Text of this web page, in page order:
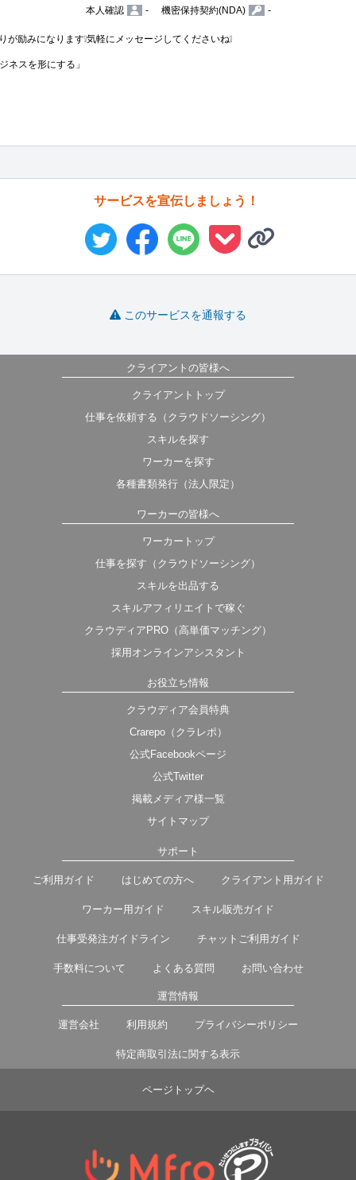
本人確認
- 機密保持契約(NDA) -
励みになります❕️気軽にメッセージしてくださいね❕️
ネスを形にする」
サービスを宣伝しましょう！
このサービスを通報する
クライアントの皆様へ
クライアントトップ
仕事を依頼する（クラウドソーシング）
スキルを探す
ワーカーを探す
各種書類発行（法人限定）
ワーカーの皆様へ
ワーカートップ
仕事を探す（クラウドソーシング）
スキルを出品する
スキルアフィリエイトで稼ぐ
クラウディアPRO（高単価マッチング）
採用オンラインアシスタント
お役立ち情報
クラウディア会員特典
Crarepo（クラレポ）
公式Facebookページ
公式Twitter
掲載メディア様一覧
サイトマップ
サポート
ご利用ガイド はじめての方へ クライアント用ガイド
ワーカー用ガイド スキル販売ガイド
仕事受発注ガイドライン チャットご利用ガイド
手数料について よくある質問 お問い合わせ
運営情報
運営会社 利用規約 プライバシーポリシー
特定商取引法に関する表示
ページトップヘ